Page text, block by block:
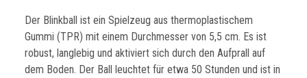
Der Blinkball ist ein Spielzeug aus thermoplastischem
Gummi (TPR) mit einem Durchmesser von 5,5 cm. Es ist
robust, langlebig und aktiviert sich durch den Aufprall auf
dem Boden. Der Ball leuchtet für etwa 50 Stunden und ist in